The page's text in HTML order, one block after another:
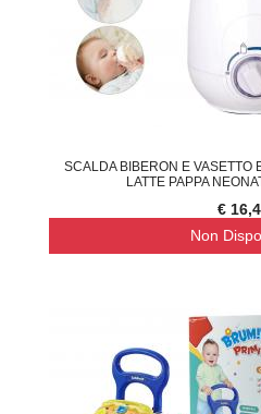
SCALDA BIBERON E VASETTO
LATTE PAPPA
€
Non